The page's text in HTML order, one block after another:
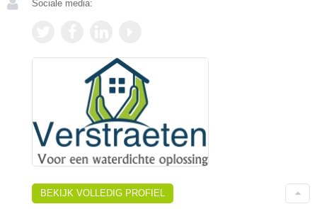
Sociale media:
BEKIJK VOLLEDIG PROFIEL